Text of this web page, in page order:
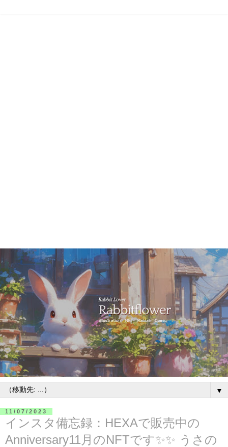
▼
11/07/2023
インスタ備忘録：HEXAで販売中の
Anniversary11月のNFTです✨✨ うさの